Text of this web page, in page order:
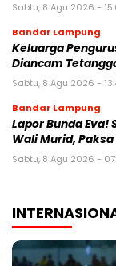
Sabtu, 8 Agu 2026 -
Bandar Lampung
Keluarga
Diancam
Sabtu, 8 Agu 2026 -
Bandar Lampung
Lapor Bunda Eva!
Wali Murid, Paksa
Sabtu, 8 Agu 2026 -